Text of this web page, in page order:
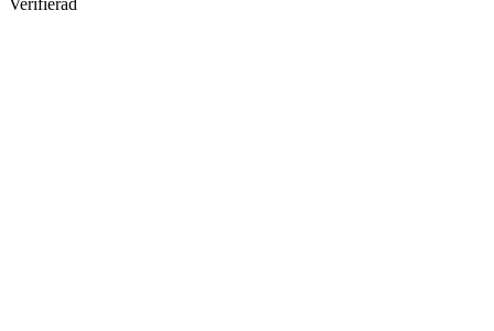
Verifierad